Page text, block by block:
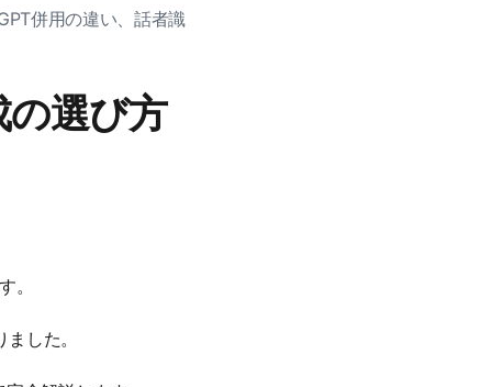
併用の違い、話者識
選び方
。
した。